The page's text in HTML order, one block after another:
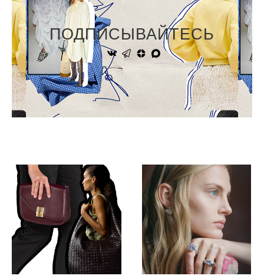
ПОДПИСЫВАЙТЕСЬ